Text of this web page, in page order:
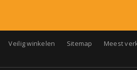
Veilig winkelen Sitemap Meest